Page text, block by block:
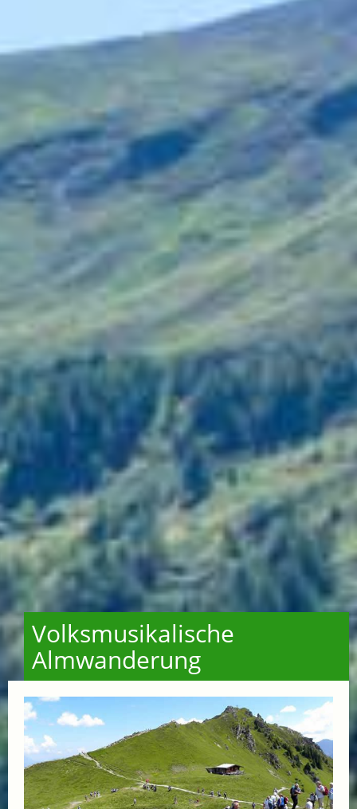
Volksmusikalische
Almwanderung